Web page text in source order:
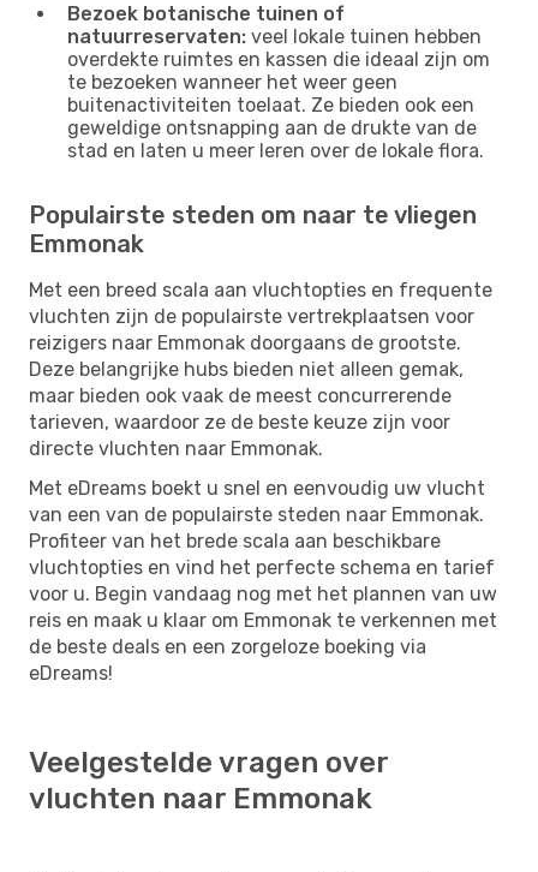
Bezoek botanische tuinen of
natuurreservaten: veel lokale tuinen hebben
overdekte ruimtes en kassen die ideaal zijn om
te bezoeken wanneer het weer geen
buitenactiviteiten toelaat. Ze bieden ook een
geweldige ontsnapping aan de drukte van de
stad en laten u meer leren over de lokale flora.
Populairste steden om naar te vliegen
Emmonak
Met een breed scala aan vluchtopties en frequente
vluchten zijn de populairste vertrekplaatsen voor
reizigers naar Emmonak doorgaans de grootste.
Deze belangrijke hubs bieden niet alleen gemak,
maar bieden ook vaak de meest concurrerende
tarieven, waardoor ze de beste keuze zijn voor
directe vluchten naar Emmonak.
Met eDreams boekt u snel en eenvoudig uw vlucht
van een van de populairste steden naar Emmonak.
Profiteer van het brede scala aan beschikbare
vluchtopties en vind het perfecte schema en tarief
voor u. Begin vandaag nog met het plannen van uw
reis en maak u klaar om Emmonak te verkennen met
de beste deals en een zorgeloze boeking via
eDreams!
Veelgestelde vragen over
vluchten naar Emmonak